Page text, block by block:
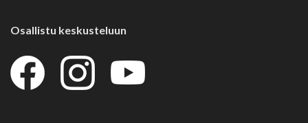
Osallistu keskusteluun